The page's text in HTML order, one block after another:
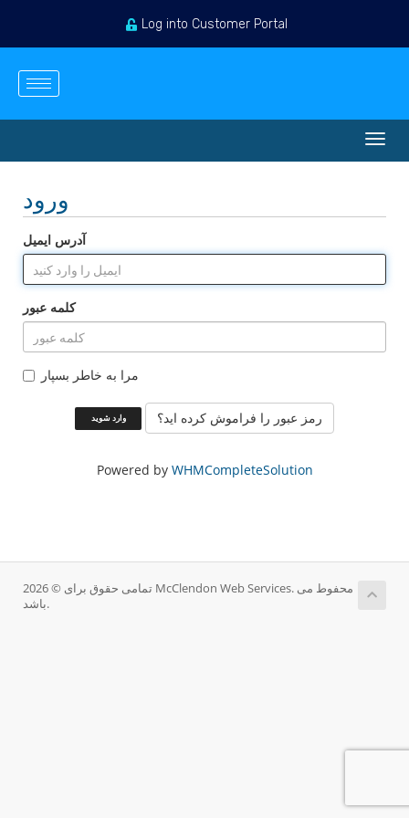
Log into Customer Portal
تغییر
ورود
آدرس ایمیل
کلمه عبور
مرا به خاطر بسپار
رمز عبور را فراموش کرده اید؟
Powered by WHMCompleteSolution
تمامی حقوق برای © 2026 McClendon Web Services. محفوط می
باشد.